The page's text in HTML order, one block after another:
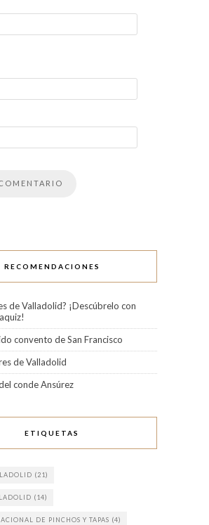
RECOMENDACIONES
de Valladolid? ¡Descúbrelo con
convento de San Francisco
de Valladolid
conde Ansúrez
ETIQUETAS
(21)
(14)
DE PINCHOS Y TAPAS (4)